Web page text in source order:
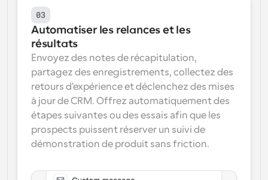
03
Automatiser les relances et les
résultats
Envoyez des notes de récapitulation,
partagez des enregistrements, collectez des
retours d'expérience et déclenchez des mises
à jour de CRM. Offrez automatiquement des
étapes suivantes ou des essais afin que les
prospects puissent réserver un suivi de
démonstration de produit sans friction.